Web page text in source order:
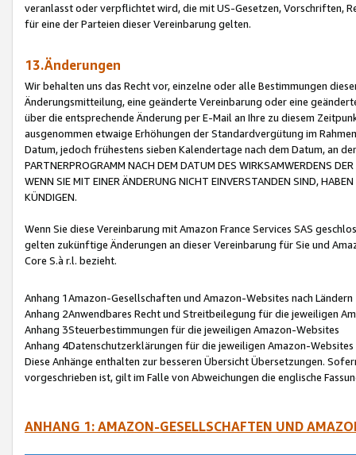
veranlasst oder verpflichtet wird, die mit US-Gesetzen, Vorschriften,
für eine der Parteien dieser Vereinbarung gelten.
13.Änderungen
Wir behalten uns das Recht vor, einzelne oder alle Bestimmungen
Änderungsmitteilung, eine geänderte Vereinbarung oder eine
über die entsprechende Änderung per E-Mail an Ihre zu diesem
ausgenommen etwaige Erhöhungen der Standardvergütung im
Datum, jedoch frühestens sieben Kalendertage nach dem Datum, an
PARTNERPROGRAMM NACH DEM DATUM DES WIRKSAMWERDENS
WENN SIE MIT EINER ÄNDERUNG NICHT EINVERSTANDEN SIND,
KÜNDIGEN.
Wenn Sie diese Vereinbarung mit Amazon France Services SAS
gelten zukünftige Änderungen an dieser Vereinbarung für Sie und
Core S.à r.l. bezieht.
Anhang 1Amazon-Gesellschaften und Amazon-Websites nach Ländern
Anhang 2Anwendbares Recht und Streitbeilegung für die jeweiligen
Anhang 3Steuerbestimmungen für die jeweiligen Amazon-Websites
Anhang 4Datenschutzerklärungen für die jeweiligen Amazon-Websites
Diese Anhänge enthalten zur besseren Übersicht Übersetzungen.
vorgeschrieben ist, gilt im Falle von Abweichungen die englische
ANHANG 1: AMAZON-GESELLSCHAFTEN UND